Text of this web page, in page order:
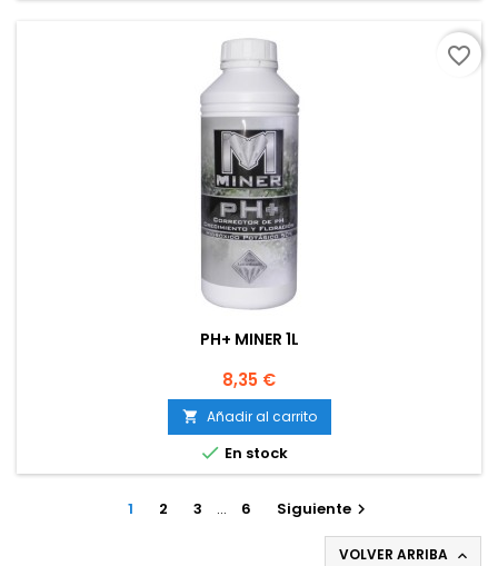
PH+ MINER 1L
Precio
8,35 €
 Añadir al carrito
 En stock
favorite_border
1 2 3 … 6 Siguiente
VOLVER ARRIBA 